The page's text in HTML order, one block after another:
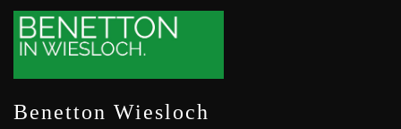
Benetton Wiesloch